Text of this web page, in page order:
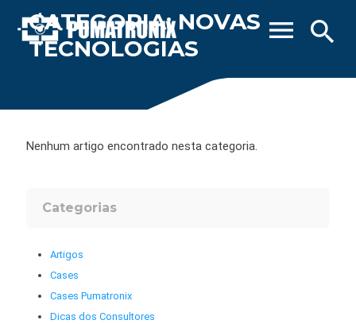
search
menu
CATEGORIA: NOVAS
TECNOLOGIAS
Nenhum artigo encontrado nesta categoria.
Categorias
Artigos
Cases
Cases Pumatronix
Dicas dos Consultores